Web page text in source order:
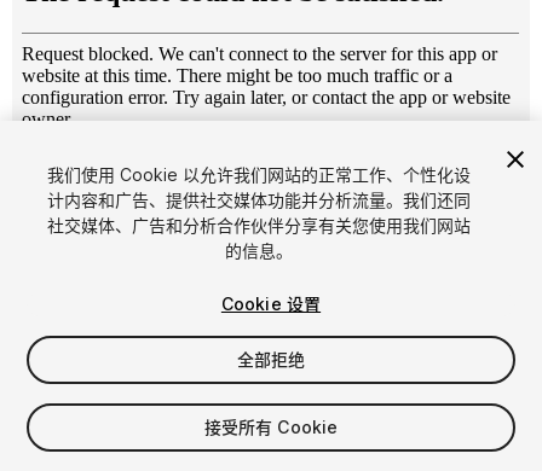
1/13
$20
增值税将在结算时计算
我们使用 Cookie 以允许我们网站的正常工作、个性化设
计内容和广告、提供社交媒体功能并分析流量。我们还同
社交媒体、广告和分析合作伙伴分享有关您使用我们网站
的信息。
Cookie 设置
全部拒绝
接受所有 Cookie